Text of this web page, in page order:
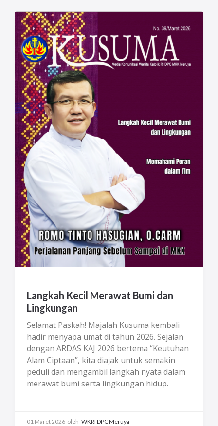
Langkah Kecil Merawat Bumi dan
Lingkungan
Selamat Paskah! Majalah Kusuma kembali
hadir menyapa umat di tahun 2026. Sejalan
dengan ARDAS KAJ 2026 bertema “Keutuhan
Alam Ciptaan”, kita diajak untuk semakin
peduli dan mengambil langkah nyata dalam
merawat bumi serta lingkungan hidup.
menjadi bagian dari kehidupan setiap
01 Maret 2026 oleh WKRI DPC Meruya